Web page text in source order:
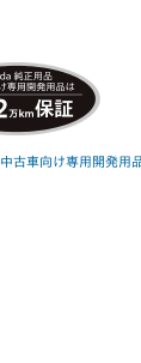
古車向け専用開発用